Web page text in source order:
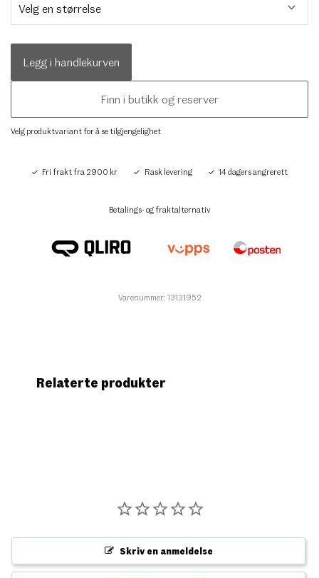
Legg i handlekurven
Finn i butikk og reserver
Velg produktvariant for å se tilgjengelighet
Fri frakt fra 2900 kr Rask levering 14 dagers angrerett
Betalings- og fraktalternativ
Varenummer: 13131952
Relaterte produkter
Skriv en anmeldelse